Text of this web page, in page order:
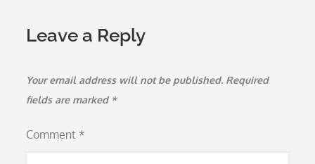
Leave a Reply
Your email address will not be published. Required
fields are marked *
Comment *